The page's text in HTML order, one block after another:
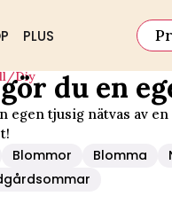
PLUS
diy du en
egen tjusig nätvas av
Blommor Blomma